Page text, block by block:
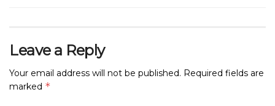
Leave a Reply
Your email address will not be published. Required fields are
marked *